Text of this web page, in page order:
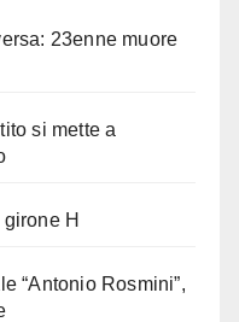
23enne muore
si mette a
H
“Antonio Rosmini”,